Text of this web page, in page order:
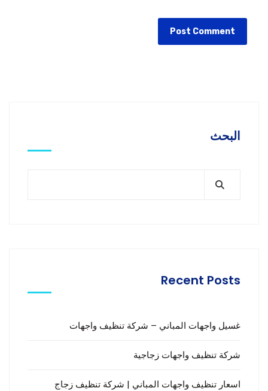
البحث
Recent Posts
غسيل واجهات المباني – شركة تنظيف واجهات
شركة تنظيف واجهات زجاجية
اسعار تنظيف واجهات المباني | شركة تنظيف زجاج